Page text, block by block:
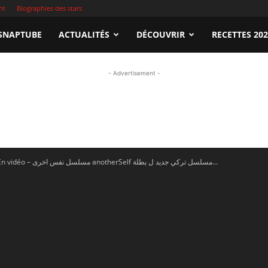
Biographies des stars
ACTUALITÉS DÉCOUVRIR RECETTES
- Advertisement -
En vidéo – مسلسل نفس اخرى anotherSelf مسلسل تركي جديد ل بطلة...